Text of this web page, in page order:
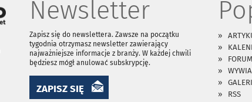
Newsletter
Zapisz się do newslettera. Zawsze na początku
tygodnia otrzymasz newsletter zawierający
najważniejsze informacje z branży. W każdej chwili
będziesz mógł anulować subskrypcję.
ZAPISZ SIĘ
FORUM
RSS